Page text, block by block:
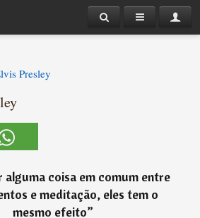
Presley
alguma coisa em comum entre
e meditação, eles tem o
mesmo efeito”